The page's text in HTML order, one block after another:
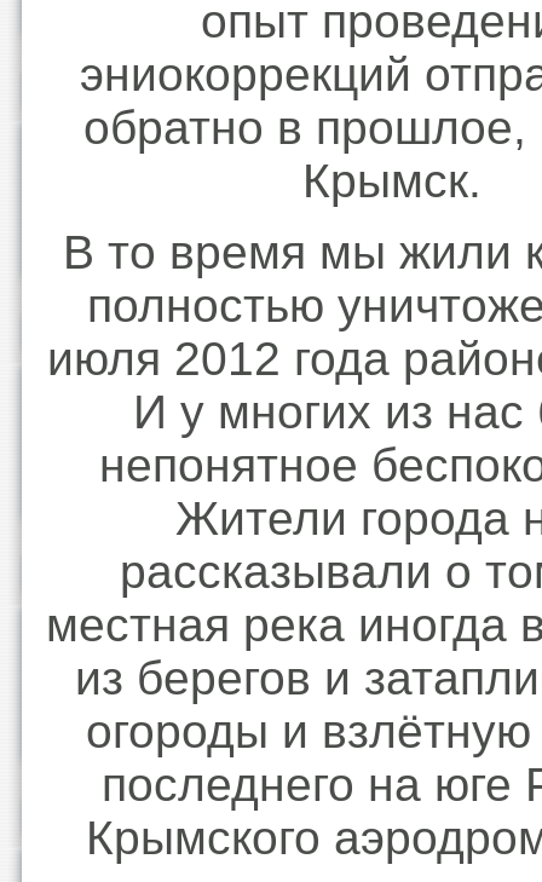
опыт
эниокоррекций
обратно в прошлое,
Крымск.
В то время мы жили
полностью
июля 2012 года
И у многих из
непонятное
Жители города
рассказывали о
местная река иногда
из берегов и
огороды и
последнего на юге
Крымского